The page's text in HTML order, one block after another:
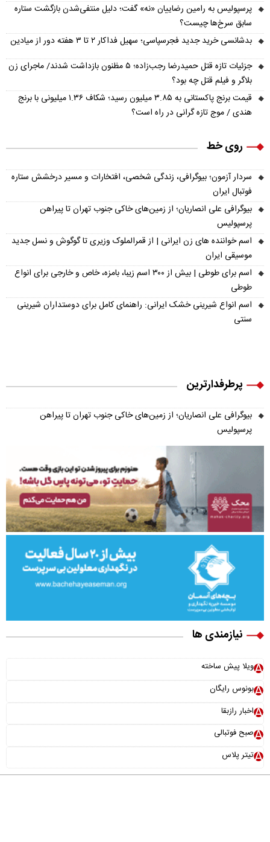
پرسپولیس به رامین رضاییان «نه» گفت؛ دلیل منتفی‌شدن بازگشت ستاره
سابق سرخ‌ها چیست؟
بدشانسی خرید جدید فجرسپاسی؛ سهیل فداکار ۲ تا ۳ هفته دور از میادین
جزئیات تازه قتل حمیدرضا رجب‌زاده؛ ۵ مظنون بازداشت شدند/ ماجرای زن
بلاگر و فیلم قتل چه بود؟
قیمت برنج پاکستانی به ۳.۸۵ میلیون رسید؛ شکاف ۱.۳۶ میلیونی با برنج
هندی / موج تازه گرانی در راه است؟
روی خط
سردار آزمون؛ بیوگرافی، زندگی شخصی، افتخارات و مسیر درخشش ستاره
فوتبال ایران
بیوگرافی علی انصاریان؛ از زمین‌های خاکی جنوب تهران تا پیراهن
پرسپولیس
اسم خواننده های زن ایرانی | از قمرالملوک وزیری تا گوگوش و نسل جدید
موسیقی ایران
اسم برای طوطی | بیش از ۳۰۰ اسم زیبا، بامزه، خاص و خارجی برای انواع
طوطی
اسم انواع شیرینی خشک ایرانی: راهنمای کامل برای دوستداران شیرینی
سنتی
پرطرفدارترین
بیوگرافی علی انصاریان؛ از زمین‌های خاکی جنوب تهران تا پیراهن
پرسپولیس
نیازمندی ها
ویلا پیش ساخته
بونوس رایگان
اخبار رازبقا
صبح فوتبالی
تیتر پلاس